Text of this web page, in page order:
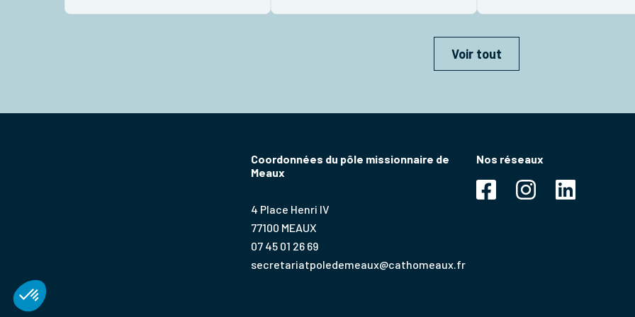
bonheur ? Pourtant, l’évangile […]
partageons ici le résumé de
Voir tout
Coordonnées du pôle missionnaire de
Meaux
4 Place Henri IV
77100 MEAUX
07 45 01 26 69
secretariatpoledemeaux@cathomeaux.fr
Nos réseaux